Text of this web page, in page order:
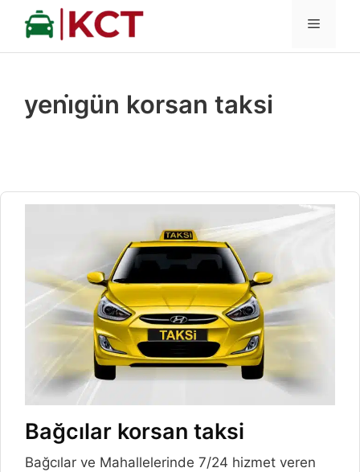
İçeriğe
MENÜ
yeni̇gün korsan taksi
Bağcılar korsan taksi
Bağcılar ve Mahallelerinde 7/24 hizmet veren